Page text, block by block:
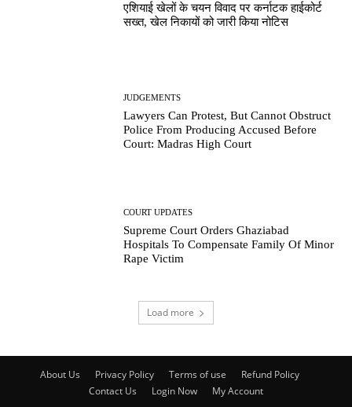
एशियाई खेलों के चयन विवाद पर कर्नाटक हाईकोर्ट
सख्त, खेल निकायों को जारी किया नोटिस
JUDGEMENTS
Lawyers Can Protest, But Cannot Obstruct
Police From Producing Accused Before
Court: Madras High Court
COURT UPDATES
Supreme Court Orders Ghaziabad
Hospitals To Compensate Family Of Minor
Rape Victim
Load more
About Us Privacy Policy Terms of use
Refund Policy
Contact Us
Login Now My Account